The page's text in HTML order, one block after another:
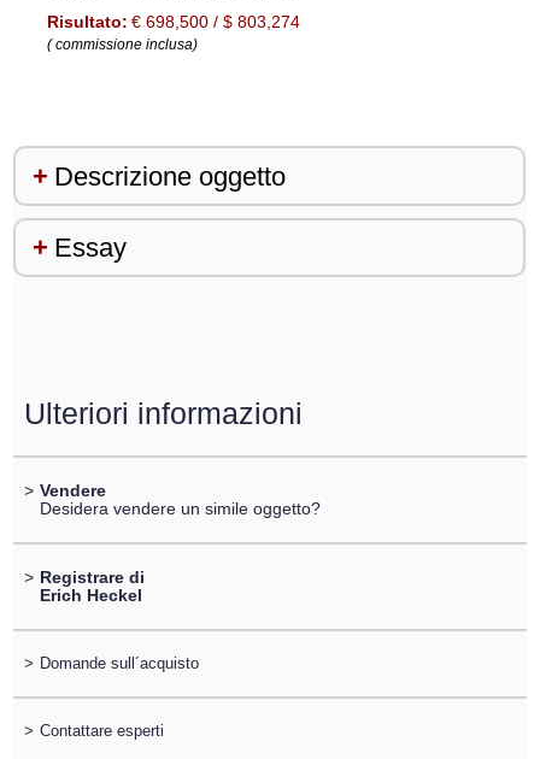
Risultato: € 698,500 / $ 803,274
( commissione inclusa)
Descrizione oggetto
Essay
Ulteriori informazioni
> Vendere
Desidera vendere un simile oggetto?
> Registrare di
Erich Heckel
> Domande sull´acquisto
> Contattare esperti